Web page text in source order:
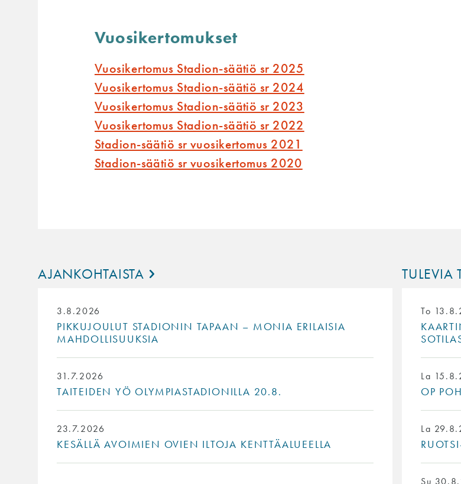
Vuosikertomukset
Vuosikertomus Stadion-säätiö sr 2025
Vuosikertomus Stadion-säätiö sr 2024
Vuosikertomus Stadion-säätiö sr 2023
Vuosikertomus Stadion-säätiö sr 2022
Stadion-säätiö sr vuosikertomus 2021
Stadion-säätiö sr vuosikertomus 2020
AJANKOHTAISTA
3.8.2026
PIKKUJOULUT STADIONIN TAPAAN – MONIA ERILAISIA
MAHDOLLISUUKSIA
31.7.2026
TAITEIDEN YÖ OLYMPIASTADIONILLA 20.8.
23.7.2026
KESÄLLÄ AVOIMIEN OVIEN ILTOJA KENTTÄALUEELLA
TULEVIA
To
La
OP
La
Su